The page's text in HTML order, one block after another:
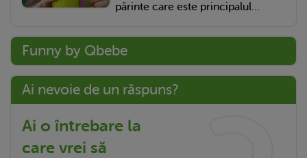
părinte care este principalul...
Funny by Qbebe
Ai nevoie de un răspuns?
Ai o întrebare la
care vrei să